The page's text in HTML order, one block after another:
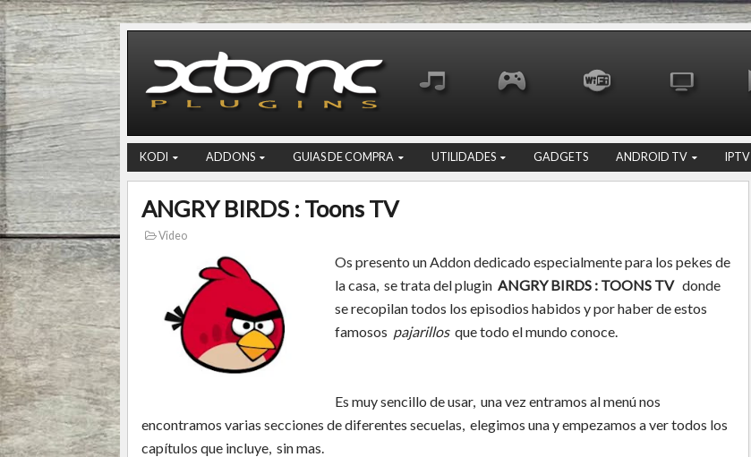
KODI ADDONS GUIAS DE COMPRA UTILIDADES GADGETS ANDROID TV IPTV
ANGRY BIRDS : Toons TV
Video
Os presento un Addon dedicado especialmente para los pekes de
la casa, se trata del plugin ANGRY BIRDS : TOONS TVdonde
se recopilan todos los episodios habidos y por haber de estos
famosos pajarillosque todo el mundo conoce.
Es muy sencillo de usar, una vez entramos al menú nos
encontramos varias secciones de diferentes secuelas, elegimos una y empezamos a ver todos los
capítulos que incluye, sin mas.